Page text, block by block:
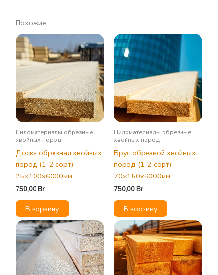
Похожие
Пиломатериалы обрезные
хвойных пород
Доска обрезная хвойных
пород (1-2 сорт)
25×100х6000мм
750,00Br
В корзину
Пиломатериалы обрезные
хвойных пород
Брус обрезной хвойных
пород (1-2 сорт)
70×150х6000мм
750,00Br
В корзину